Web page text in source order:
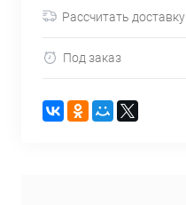
Рассчитать доставку
Под заказ